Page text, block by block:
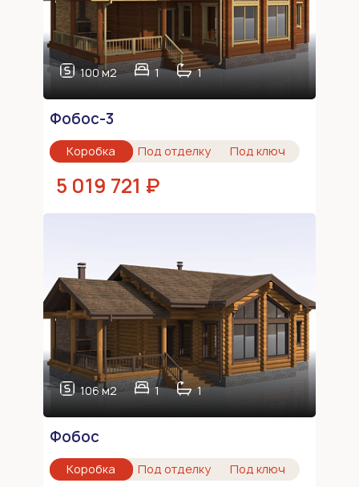
100 м2 1 1
Фобос-3
Коробка Под отделку Под ключ
5 019 721 ₽
106 м2 1 1
Фобос
Коробка Под отделку Под ключ